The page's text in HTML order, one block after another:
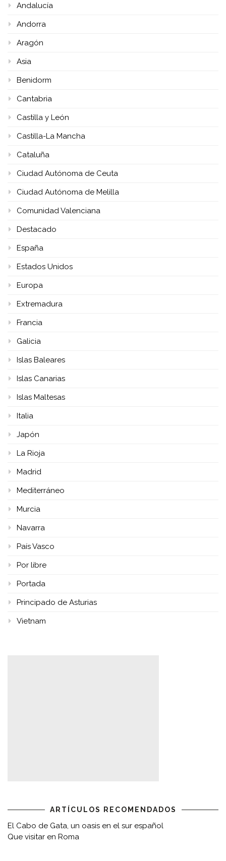
Andalucía
Andorra
Aragón
Asia
Benidorm
Cantabria
Castilla y León
Castilla-La Mancha
Cataluña
Ciudad Autónoma de Ceuta
Ciudad Autónoma de Melilla
Comunidad Valenciana
Destacado
España
Estados Unidos
Europa
Extremadura
Francia
Galicia
Islas Baleares
Islas Canarias
Islas Maltesas
Italia
Japón
La Rioja
Madrid
Mediterráneo
Murcia
Navarra
País Vasco
Por libre
Portada
Principado de Asturias
Vietnam
ARTÍCULOS RECOMENDADOS
El Cabo de Gata, un oasis en el sur español
Que visitar en Roma